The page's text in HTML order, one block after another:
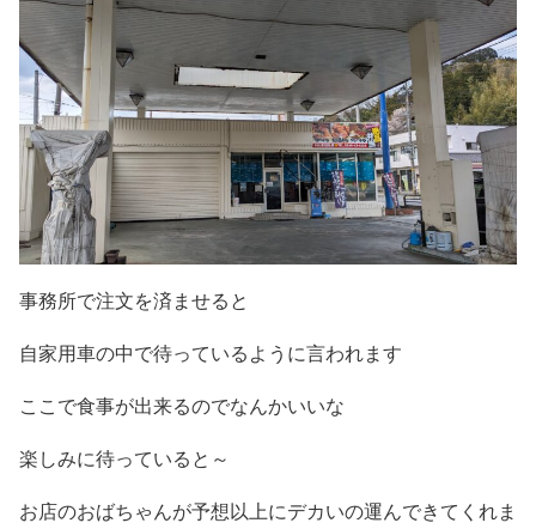
事務所で注文を済ませると
自家用車の中で待っているように言われます
ここで食事が出来るのでなんかいいな
楽しみに待っていると～
お店のおばちゃんが予想以上にデカいの運んできてくれま